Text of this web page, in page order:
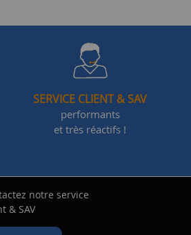
SERVICE CLIENT & SAV
performants
et très réactifs !
notre service
& SAV